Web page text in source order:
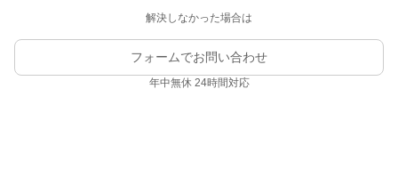
解決しなかった場合は
フォームでお問い合わせ
年中無休 24時間対応